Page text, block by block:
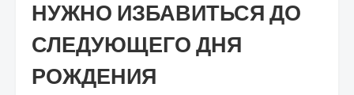
НУЖНО ИЗБАВИТЬСЯ ДО
СЛЕДУЮЩЕГО ДНЯ
РОЖДЕНИЯ